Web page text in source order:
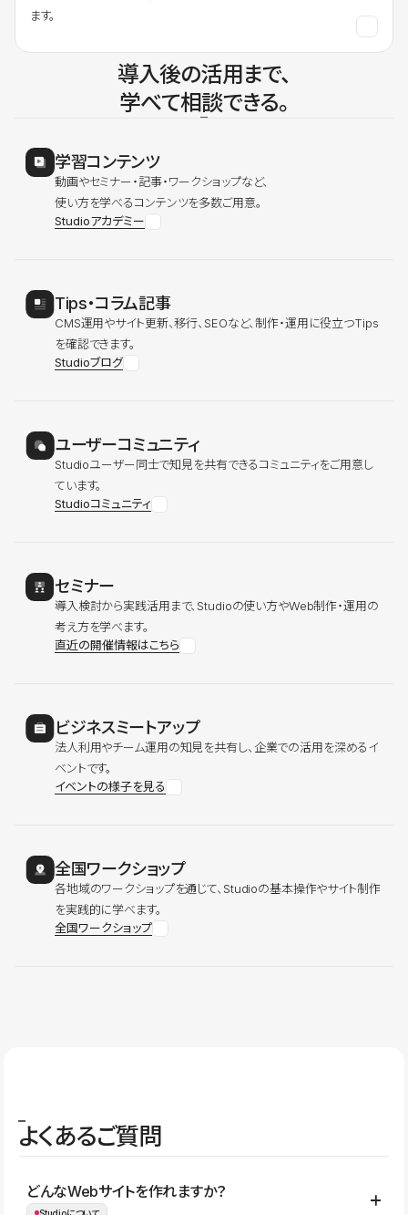
ます。
導入後の活用まで、
学べて相談できる。
学習コンテンツ
動画やセミナー・記事・ワークショップなど、
使い方を学べるコンテンツを多数ご用意。
Studioアカデミー
Tips・コラム記事
CMS運用やサイト更新、移行、SEOなど、制作・運用に役立つTips
を確認できます。
Studioブログ
ユーザーコミュニティ
Studioユーザー同士で知見を共有できるコミュニティをご用意し
ています。
Studioコミュニティ
セミナー
導入検討から実践活用まで、Studioの使い方やWeb制作・運用の
考え方を学べます。
直近の開催情報はこちら
ビジネスミートアップ
法人利用やチーム運用の知見を共有し、企業での活用を深めるイ
ベントです。
イベントの様子を見る
全国ワークショップ
各地域のワークショップを通じて、Studioの基本操作やサイト制作
を実践的に学べます。
全国ワークショップ
よくあるご質問
どんなWebサイトを作れますか？
Studioについて